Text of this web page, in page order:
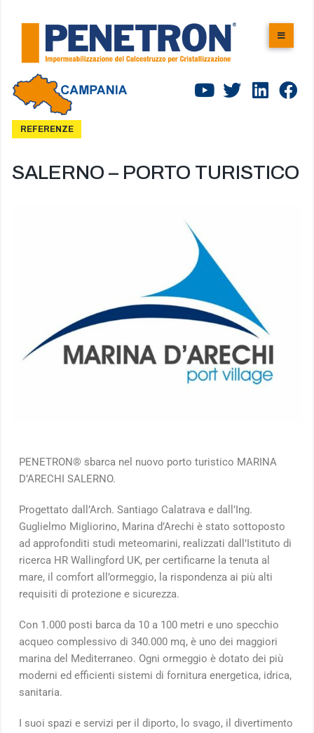
REFERENZE
SALERNO – PORTO TURISTICO
PENETRON® sbarca nel nuovo porto turistico MARINA
D’ARECHI SALERNO.
Progettato dall’Arch. Santiago Calatrava e dall’Ing.
Guglielmo Migliorino, Marina d’Arechi è stato sottoposto
ad approfonditi studi meteomarini, realizzati dall’Istituto di
ricerca HR Wallingford UK, per certificarne la tenuta al
mare, il comfort all’ormeggio, la rispondenza ai più alti
requisiti di protezione e sicurezza.
Con 1.000 posti barca da 10 a 100 metri e uno specchio
acqueo complessivo di 340.000 mq, è uno dei maggiori
marina del Mediterraneo. Ogni ormeggio è dotato dei più
moderni ed efficienti sistemi di fornitura energetica, idrica,
sanitaria.
I suoi spazi e servizi per il diporto, lo svago, il divertimento